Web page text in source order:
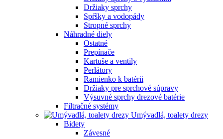
Držiaky sprchy
Spŕšky a vodopády
Stropné sprchy
Náhradné diely
Ostatné
Prepínače
Kartuše a ventily
Perlátory
Ramienko k batérii
Držiaky pre sprchové súpravy
Výsuvné sprchy drezové batérie
Filtračné systémy
Umývadlá, toalety drezy
Bidety
Závesné